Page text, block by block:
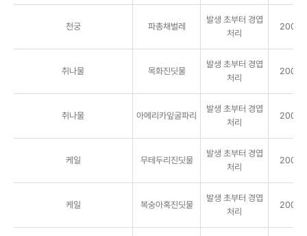
천궁 파총채벌레
발생 초부터 경엽
처리
2000
취나물 목화진딧물
발생 초부터 경엽
처리
2000
취나물 아메리카잎굴파리
발생 초부터 경엽
처리
2000
케일 무테두리진딧물
발생 초부터 경엽
처리
2000
케일 복숭아혹진딧물
발생 초부터 경엽
처리
2000